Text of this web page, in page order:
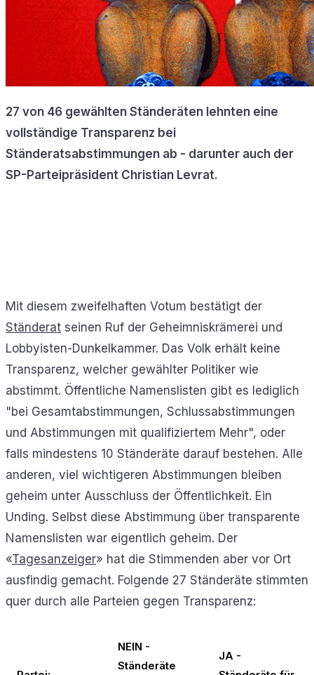
27 von 46 gewählten Ständeräten lehnten eine
vollständige Transparenz bei
Ständeratsabstimmungen ab - darunter auch der
SP-Parteipräsident Christian Levrat.
Mit diesem zweifelhaften Votum bestätigt der
Ständerat seinen Ruf der Geheimniskrämerei und
Lobbyisten-Dunkelkammer. Das Volk erhält keine
Transparenz, welcher gewählter Politiker wie
abstimmt. Öffentliche Namenslisten gibt es lediglich
"bei Gesamtabstimmungen, Schlussabstimmungen
und Abstimmungen mit qualifiziertem Mehr", oder
falls mindestens 10 Ständeräte darauf bestehen. Alle
anderen, viel wichtigeren Abstimmungen bleiben
geheim unter Ausschluss der Öffentlichkeit. Ein
Unding. Selbst diese Abstimmung über transparente
Namenslisten war eigentlich geheim. Der
«Tagesanzeiger» hat die Stimmenden aber vor Ort
ausfindig gemacht. Folgende 27 Ständeräte stimmten
quer durch alle Parteien gegen Transparenz:
NEIN -
Ständeräte
JA -